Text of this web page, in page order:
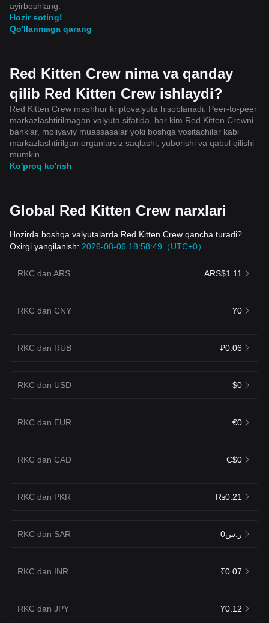
ayirboshlang.
Hozir soting!
Qo'llanmaga qarang
Red Kitten Crew nima va qanday
qilib Red Kitten Crew ishlaydi?
Red Kitten Crew mashhur kriptovalyuta hisoblanadi. Peer-to-peer
markazlashtirilmagan valyuta sifatida, har kim Red Kitten Crewni
banklar, moliyaviy muassasalar yoki boshqa vositachilar kabi
markazlashtirilgan organlarsiz saqlashi, yuborishi va qabul qilishi
mumkin.
Ko'proq ko'rish
Global Red Kitten Crew narxlari
Hozirda boshqa valyutalarda Red Kitten Crew qancha turadi?
Oxirgi yangilanish: 2026-08-06 18:58:49（UTC+0）
RKC dan ARS ARS$1.11
RKC dan CNY ¥0
RKC dan RUB ₽0.06
RKC dan USD $0
RKC dan EUR €0
RKC dan CAD C$0
RKC dan PKR ₨0.21
RKC dan SAR ر.س0
RKC dan INR ₹0.07
RKC dan JPY ¥0.12